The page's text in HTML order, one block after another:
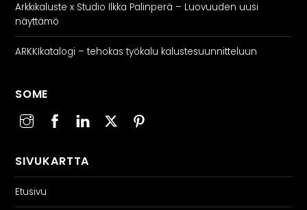
Arkkikaluste x Studio Ilkka Palinperä – Luovuuden uusi
näyttämö
ARKKIkatalogi – tehokas työkalu kalustesuunnitteluun
SOME
SIVUKARTTA
Etusivu